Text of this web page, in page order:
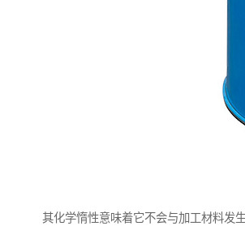
其化学惰性意味着它不会与加工材料发